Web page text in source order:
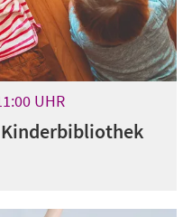
UHR